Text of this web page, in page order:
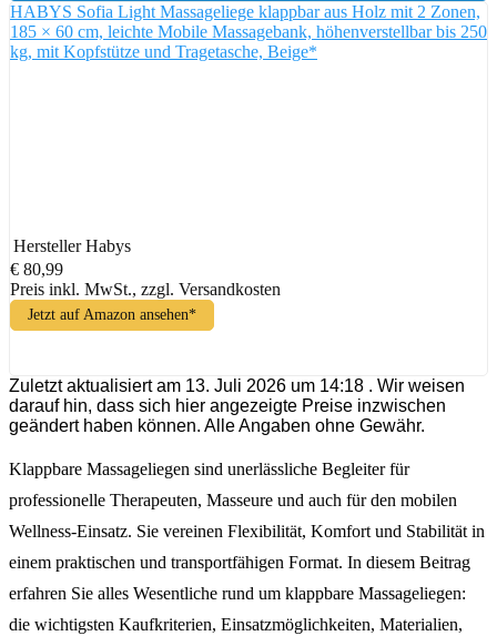
HABYS Sofia Light Massageliege klappbar aus Holz mit 2 Zonen,
185 × 60 cm, leichte Mobile Massagebank, höhenverstellbar bis 250
kg, mit Kopfstütze und Tragetasche, Beige*
Hersteller Habys
€ 80,99
Preis inkl. MwSt., zzgl. Versandkosten
Jetzt auf Amazon ansehen*
Zuletzt aktualisiert am 13. Juli 2026 um 14:18 . Wir weisen
darauf hin, dass sich hier angezeigte Preise inzwischen
geändert haben können. Alle Angaben ohne Gewähr.
Klappbare Massageliegen sind unerlässliche Begleiter für
professionelle Therapeuten, Masseure und auch für den mobilen
Wellness-Einsatz. Sie vereinen Flexibilität, Komfort und Stabilität in
einem praktischen und transportfähigen Format. In diesem Beitrag
erfahren Sie alles Wesentliche rund um klappbare Massageliegen:
die wichtigsten Kaufkriterien, Einsatzmöglichkeiten, Materialien,